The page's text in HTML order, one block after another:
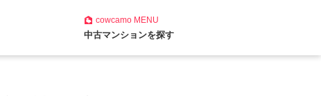
cowcamoMENU
中古マンションを探す